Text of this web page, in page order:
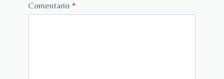
Comentario *